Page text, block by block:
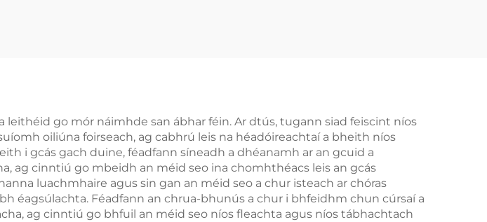
leithéid go mór náimhde san ábhar féin. Ar dtús, tugann siad feiscint níos
oiliúna foirseach, ag cabhrú leis na héadóireachtaí a bheith níos
i gcás gach duine, féadfann síneadh a dhéanamh ar an gcuid a
ag cinntiú go mbeidh an méid seo ina chomhthéacs leis an gcás
luachmhaire agus sin gan an méid seo a chur isteach ar chóras
éagsúlachta. Féadfann an chrua-bhunús a chur i bhfeidhm chun cúrsaí a
ag cinntiú go bhfuil an méid seo níos fleachta agus níos tábhachtach